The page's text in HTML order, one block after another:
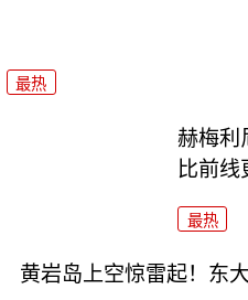
最热
赫梅利
比前线
最热
黄岩岛上空惊雷起！东